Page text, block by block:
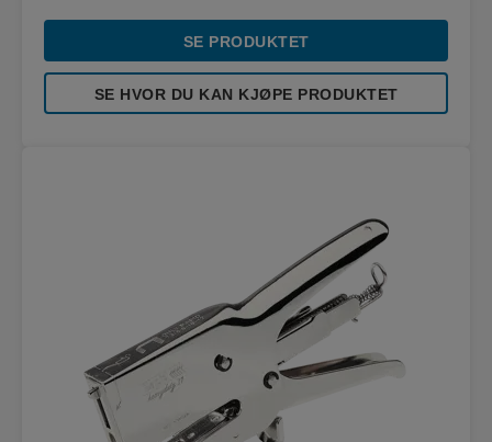
SE PRODUKTET
SE HVOR DU KAN KJØPE PRODUKTET